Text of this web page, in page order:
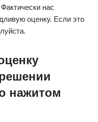
нас
оценку. Если это
нажитом